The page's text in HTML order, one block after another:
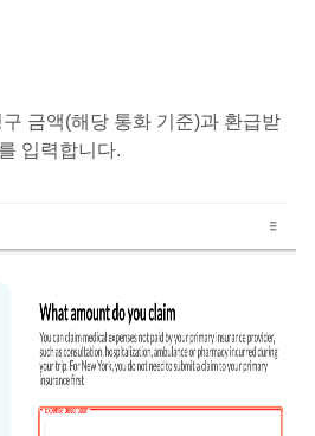
구 금액(해당 통화 기준)과 환급받
입력합니다.